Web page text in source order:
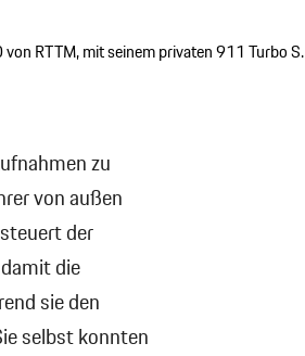
von RTTM, mit seinem privaten 911 Turbo S.
zu
von außen
der
die
sie den
selbst konnten